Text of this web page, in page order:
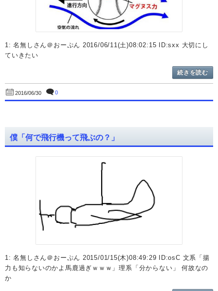
1: 名無しさん＠おーぷん 2016/06/11(土)08:02:15 ID:sxx 大切にし
ていきたい
続きを読む
2016/06/30 0
僕「何で飛行機って飛ぶの？」
1: 名無しさん＠おーぷん 2015/01/15(木)08:49:29 ID:osC 文系「揚
力も知らないのかよ馬鹿過ぎｗｗｗ」理系「分からない」 何故なの
か